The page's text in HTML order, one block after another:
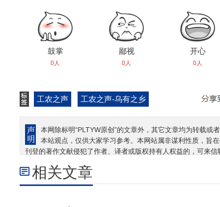
鼓掌
0人
鄙视
0人
开心
0人
工农之声 工农之声-乌有之乡
本网除标明“PLTYW原创”的文章外，其它文章均为转载
本站观点，仅供大家学习参考。本网站属非谋利性质，旨
刊登的著作文献侵犯了作者、译者或版权持有人权益的，可来
相关文章